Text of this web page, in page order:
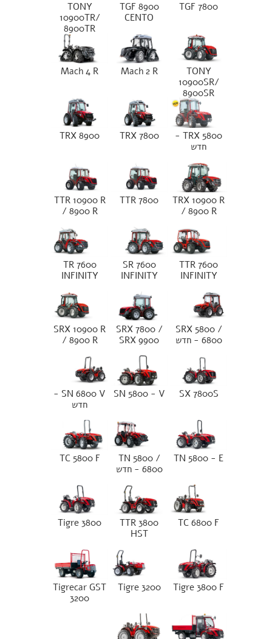
TGF 7800
TGF 8900
CENTO
TONY
10900TR/
8900TR
TONY
10900SR/
8900SR
Mach 2 R
Mach 4 R
TRX 5800 -
חדש
TRX 7800
TRX 8900
TRX 10900 R
/ 8900 R
TTR 7800
TTR 10900 R
/ 8900 R
TTR 7600
INFINITY
SR 7600
INFINITY
TR 7600
INFINITY
SRX 5800 /
6800 - חדש
SRX 7800 /
SRX 9900
SRX 10900 R
/ 8900 R
SX 7800S
SN 5800 - V
SN 6800 V -
חדש
TN 5800 - E
TN 5800 /
6800 - חדש
TC 5800 F
TC 6800 F
TTR 3800
HST
Tigre 3800
Tigre 3800 F
Tigre 3200
Tigrecar GST
3200